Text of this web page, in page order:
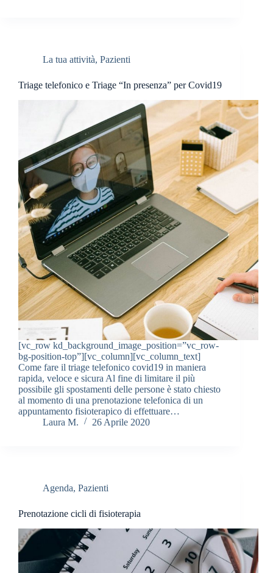
La tua attività, Pazienti
Triage telefonico e Triage “In presenza” per Covid19
[vc_row kd_background_image_position=”vc_row-
bg-position-top”][vc_column][vc_column_text]
Come fare il triage telefonico covid19 in maniera
rapida, veloce e sicura Al fine di limitare il più
possibile gli spostamenti delle persone è stato chiesto
al momento di una prenotazione telefonica di un
appuntamento fisioterapico di effettuare…
Laura M.
26 Aprile 2020
Agenda, Pazienti
Prenotazione cicli di fisioterapia